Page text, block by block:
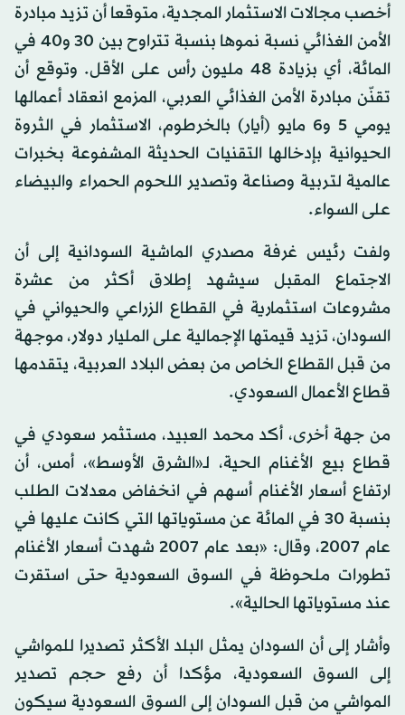
أخصب مجالات الاستثمار المجدية، متوقعا أن تزيد مبادرة
الأمن الغذائي نسبة نموها بنسبة تتراوح بين 30 و40 في
المائة، أي بزيادة 48 مليون رأس على الأقل. وتوقع أن
تقنّن مبادرة الأمن الغذائي العربي، المزمع انعقاد أعمالها
يومي 5 و6 مايو (أيار) بالخرطوم، الاستثمار في الثروة
الحيوانية بإدخالها التقنيات الحديثة المشفوعة بخبرات
عالمية لتربية وصناعة وتصدير اللحوم الحمراء والبيضاء
على السواء.
ولفت رئيس غرفة مصدري الماشية السودانية إلى أن
الاجتماع المقبل سيشهد إطلاق أكثر من عشرة
مشروعات استثمارية في القطاع الزراعي والحيواني في
السودان، تزيد قيمتها الإجمالية على المليار دولار، موجهة
من قبل القطاع الخاص من بعض البلاد العربية، يتقدمها
قطاع الأعمال السعودي.
من جهة أخرى، أكد محمد العبيد، مستثمر سعودي في
قطاع بيع الأغنام الحية، لـ«الشرق الأوسط»، أمس، أن
ارتفاع أسعار الأغنام أسهم في انخفاض معدلات الطلب
بنسبة 30 في المائة عن مستوياتها التي كانت عليها في
عام 2007، وقال: «بعد عام 2007 شهدت أسعار الأغنام
تطورات ملحوظة في السوق السعودية حتى استقرت
عند مستوياتها الحالية».
وأشار إلى أن السودان يمثل البلد الأكثر تصديرا للمواشي
إلى السوق السعودية، مؤكدا أن رفع حجم تصدير
المواشي من قبل السودان إلى السوق السعودية سيكون